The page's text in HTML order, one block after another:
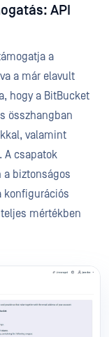
API
a
a már elavult
hogy a BitBucket
összhangban
valamint
A csapatok
biztonságos
konfigurációs
mértékben